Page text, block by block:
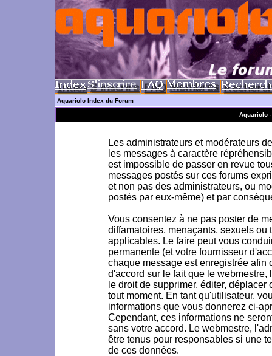
Aquariolo Index du Forum
Aquariolo
Les administrateurs et modérateurs
les messages à caractère
est impossible de passer en revue
messages postés sur ces forums
et non pas des administrateurs, ou
postés par eux-même) et par
Vous consentez à ne pas poster de
diffamatoires, menaçants, sexuels
applicables. Le faire peut vous
permanente (et votre fournisseur
chaque message est enregistrée afin
d'accord sur le fait que le
le droit de supprimer, éditer,
tout moment. En tant qu'utilisateur,
informations que vous donnerez ci-
Cependant, ces informations ne
sans votre accord. Le webmestre,
être tenus pour responsables si une
de ces données.